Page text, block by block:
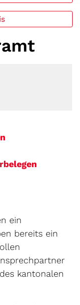
Externer Link
Link wird
ein
bereits ein
kantonalen